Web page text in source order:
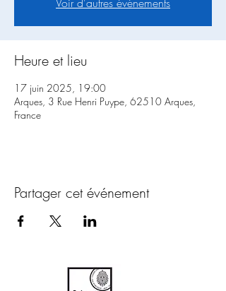
Heure et lieu
17 juin 2025, 19:00
Arques, 3 Rue Henri Puype, 62510 Arques,
France
Partager cet événement